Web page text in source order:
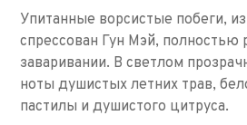
Упитанные ворсистые побеги,
спрессован Гун Мэй, полностью
заваривании. В светлом
ноты душистых летних трав,
пастилы и душистого цитруса.